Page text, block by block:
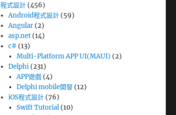
程式設計 (456)
Android程式設計 (59)
Angular (2)
asp.net (14)
c# (13)
Multi-Platform APP UI(MAUI) (2)
Delphi (231)
APP遊戲(4)
Delphi mobile開發(12)
iOS程式設計 (76)
Swift Tutorial(10)